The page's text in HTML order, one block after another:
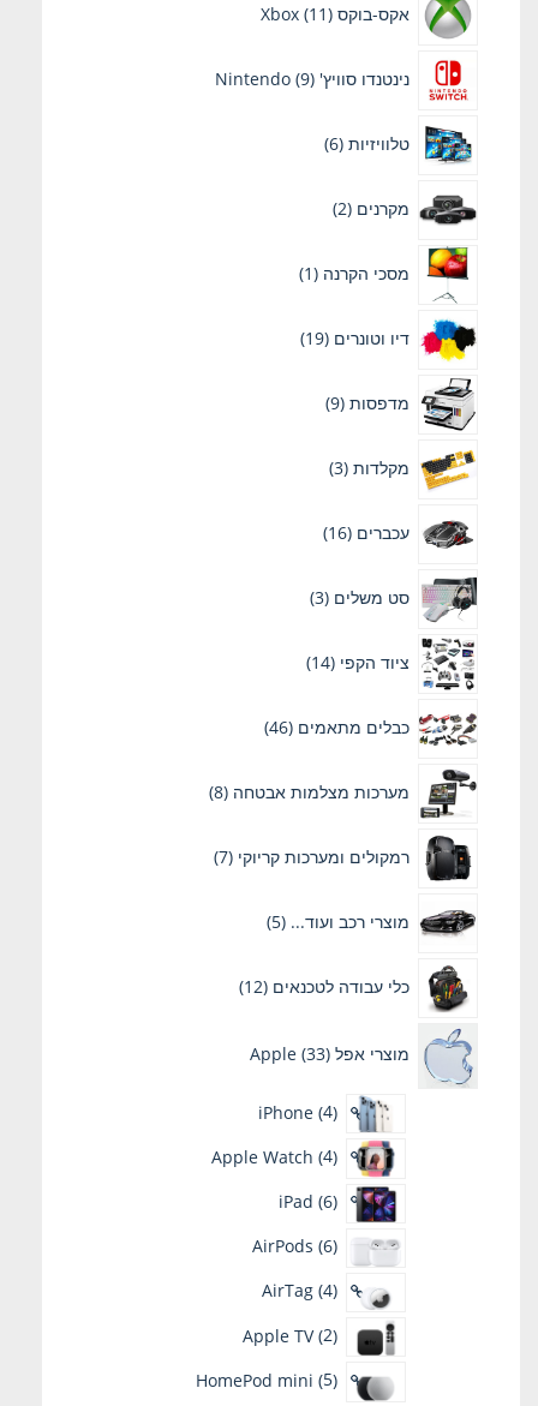
אקס-בוקס Xbox 11
מוצרים
נינטנדו סוויץ' Nintendo 9
מוצרים
טלוויזיות 6מוצרים
מקרנים 2מוצרים
מסכי הקרנה 1
1
דיו וטונרים 19מוצרים
מדפסות 9מוצרים
מקלדות 3מוצרים
עכברים 16מוצרים
סט משלים 3מוצרים
ציוד הקפי 14מוצרים
כבלים מתאמים 46מוצרים
מערכות מצלמות אבטחה 8מוצרים
רמקולים ומערכות קריוקי 7מוצרים
מוצרי רכב ועוד... 5מוצרים
כלי עבודה לטכנאים 12מוצרים
מוצרי אפל Apple 33
מוצרים
iPhone 4
4
Apple Watch 4
4
iPad 6
6
AirPods 6
6
AirTag 4
4
Apple TV 2
2
HomePod mini 5
5